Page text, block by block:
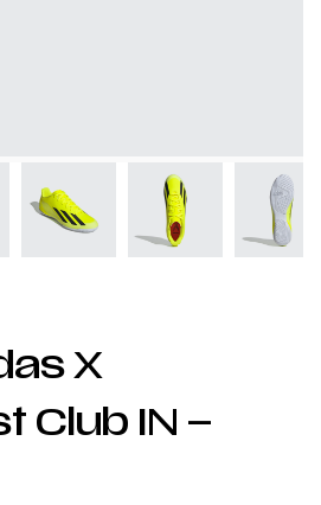
X
Club IN –